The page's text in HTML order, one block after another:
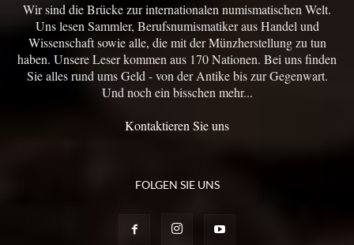
Wir sind die Brücke zur internationalen numismatischen Welt.
Uns lesen Sammler, Berufsnumismatiker aus Handel und
Wissenschaft sowie alle, die mit der Münzherstellung zu tun
haben. Unsere Leser kommen aus 170 Nationen. Bei uns finden
Sie alles rund ums Geld - von der Antike bis zur Gegenwart.
Und noch ein bisschen mehr...
Kontaktieren Sie uns
FOLGEN SIE UNS